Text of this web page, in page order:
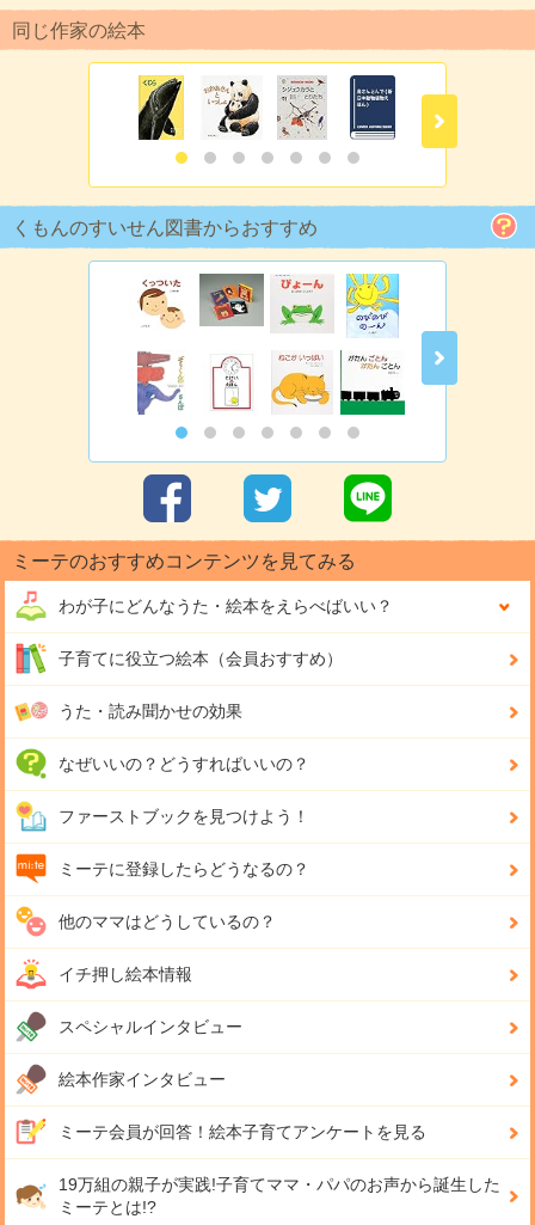
同じ作家の絵本
くもんのすいせん図書からおすすめ
ミーテのおすすめコンテンツを見てみる
わが子にどんなうた・絵本をえらべばいい？
子育てに役立つ絵本（会員おすすめ）
うた・読み聞かせの効果
なぜいいの？どうすればいいの？
ファーストブックを見つけよう！
ミーテに登録したらどうなるの？
他のママはどうしているの？
イチ押し絵本情報
スペシャルインタビュー
絵本作家インタビュー
ミーテ会員が回答！ 絵本子育てアンケートを見る
19万組の親子が実践!子育てママ・パパのお声から誕生した
ミーテとは!?